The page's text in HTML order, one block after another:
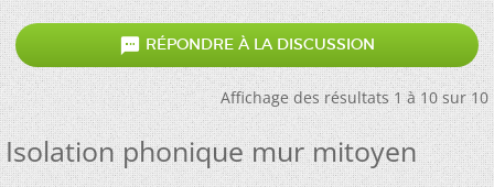
 RÉPONDRE À LA DISCUSSION
Affichage des résultats 1 à 10 sur 10
Isolation phonique mur mitoyen